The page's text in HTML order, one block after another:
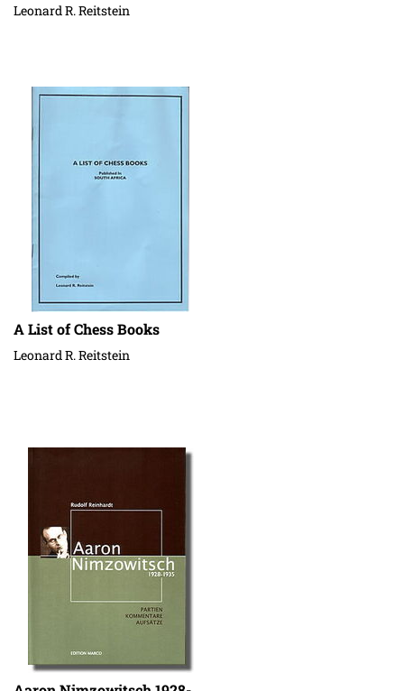
Leonard R. Reitstein
A List of Chess Books
Leonard R. Reitstein